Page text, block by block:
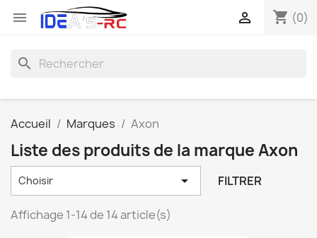
 shopping_cart (0)

search
Accueil Marques Axon
Liste des produits de la marque Axon
Choisir  FILTRER
Affichage 1-14 de 14 article(s)